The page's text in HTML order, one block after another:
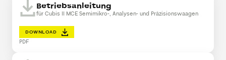
Betriebsanleitung
für Cubis II MCE Semimikro-, Analysen- und Präzisionswaagen
DOWNLOAD
PDF